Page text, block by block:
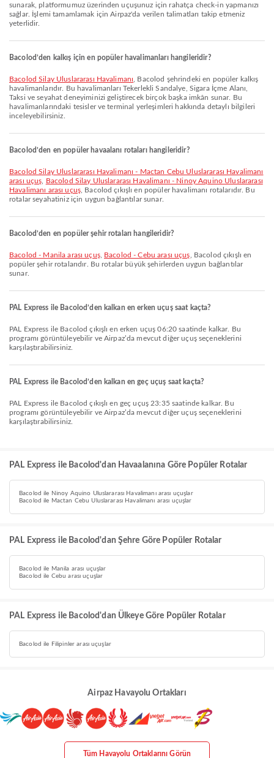
sunarak, platformumuz üzerinden uçuşunuz için rahatça check-in yapmanızı
sağlar. İşlemi tamamlamak için Airpaz'da verilen talimatları takip etmeniz
yeterlidir.
Bacolod’den kalkış için en popüler havalimanları hangileridir?
Bacolod Silay Uluslararası Havalimanı , Bacolod şehrindeki en popüler kalkış
havalimanlarıdır. Bu havalimanları Tekerlekli Sandalye, Sigara İçme Alanı,
Taksi ve seyahat deneyiminizi geliştirecek birçok başka imkân sunar. Bu
havalimanlarındaki tesisler ve terminal yerleşimleri hakkında detaylı bilgileri
inceleyebilirsiniz.
Bacolod’den en popüler havaalanı rotaları hangileridir?
Bacolod Silay Uluslararası Havalimanı - Mactan Cebu Uluslararası Havalimanı
arası uçuş
Bacolod Silay Uluslararası Havalimanı - Ninoy Aquino Uluslararası
Havalimanı arası uçuş, Bacolod çıkışlı en popüler havalimanı rotalarıdır. Bu
rotalar seyahatiniz için uygun bağlantılar sunar.
Bacolod’den en popüler şehir rotaları hangileridir?
Bacolod - Manila arası uçuş, Bacolod - Cebu arası uçuş , Bacolod çıkışlı en
popüler şehir rotalarıdır. Bu rotalar büyük şehirlerden uygun bağlantılar
sunar.
PAL Express ile Bacolod’den kalkan en erken uçuş saat kaçta?
PAL Express ile Bacolod çıkışlı en erken uçuş 06:20 saatinde kalkar. Bu
programı görüntüleyebilir ve Airpaz’da mevcut diğer uçuş seçeneklerini
karşılaştırabilirsiniz.
PAL Express ile Bacolod’den kalkan en geç uçuş saat kaçta?
PAL Express ile Bacolod çıkışlı en geç uçuş 23:35 saatinde kalkar. Bu
programı görüntüleyebilir ve Airpaz’da mevcut diğer uçuş seçeneklerini
karşılaştırabilirsiniz.
PAL Express ile Bacolod'dan Havaalanına Göre Popüler Rotalar
Bacolod ile Ninoy Aquino Uluslararası Havalimanı arası uçuşlar
Bacolod ile Mactan Cebu Uluslararası Havalimanı arası uçuşlar
PAL Express ile Bacolod'dan Şehre Göre Popüler Rotalar
Bacolod ile Manila arası uçuşlar
Bacolod ile Cebu arası uçuşlar
PAL Express ile Bacolod'dan Ülkeye Göre Popüler Rotalar
Bacolod ile Filipinler arası uçuşlar
Airpaz Havayolu Ortakları
Tüm Havayolu Ortaklarını Görün